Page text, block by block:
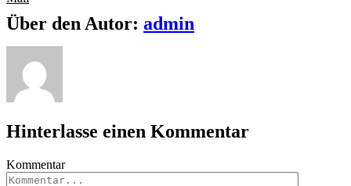
Über den Autor: admin
Hinterlasse einen Kommentar
Kommentar